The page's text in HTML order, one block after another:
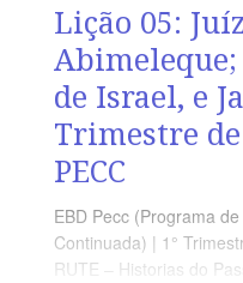
Lição 05:
Abimeleque;
de Israel, e
Trimestre
PECC
EBD Pecc (Programa
Continuada) | 1°
RUTE – Historias do